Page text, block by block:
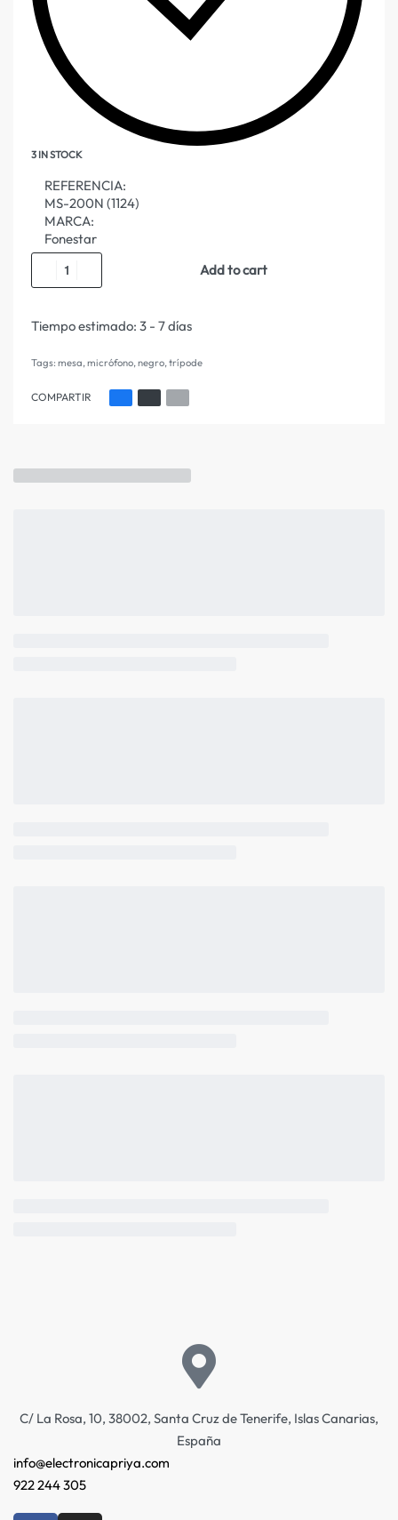
3 IN STOCK
REFERENCIA:
MS-200N (1124)
MARCA:
Fonestar
Add to cart
Tiempo estimado: 3 - 7 días
Tags: mesa,micrófono,negro,trípode
COMPARTIR
C/ La Rosa, 10, 38002, Santa Cruz de Tenerife, Islas Canarias,
España
info@electronicapriya.com
922 244 305